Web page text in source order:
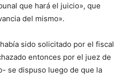
que hará el juicio», que
del mismo».
sido solicitado por el fiscal
entonces por el juez de
se dispuso luego de que la